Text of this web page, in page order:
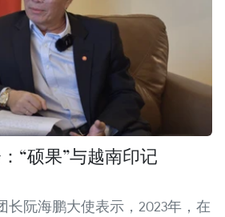
“硕果”与越南印记
长阮海鹏大使表示，2023年，在